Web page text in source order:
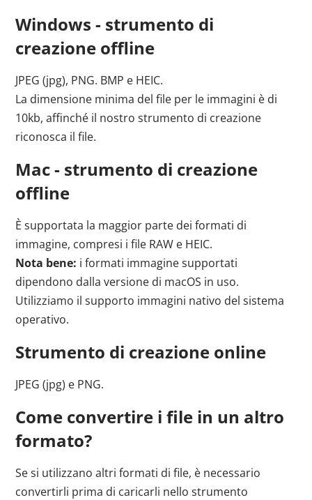
Windows - strumento di
creazione offline
JPEG (jpg), PNG. BMP e HEIC.
La dimensione minima del file per le immagini è di
10kb, affinché il nostro strumento di creazione
riconosca il file.
Mac - strumento di creazione
offline
È supportata la maggior parte dei formati di
immagine, compresi i file RAW e HEIC.
Nota bene: i formati immagine supportati
dipendono dalla versione di macOS in uso.
Utilizziamo il supporto immagini nativo del sistema
operativo.
Strumento di creazione online
JPEG (jpg) e PNG.
Come convertire i file in un altro
formato?
Se si utilizzano altri formati di file, è necessario
convertirli prima di caricarli nello strumento